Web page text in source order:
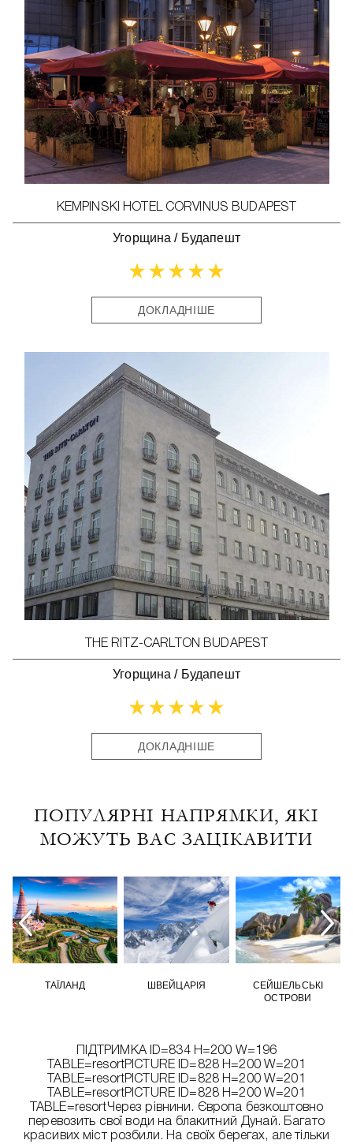
KEMPINSKI HOTEL CORVINUS BUDAPEST
Угорщина / Будапешт
ДОКЛАДНІШЕ
THE RITZ-CARLTON BUDAPEST
Угорщина / Будапешт
ДОКЛАДНІШЕ
ПОПУЛЯРНІ НАПРЯМКИ, ЯКІ
МОЖУТЬ ВАС ЗАЦІКАВИТИ
ТАЇЛАНД ШВЕЙЦАРІЯ
СЕЙШЕЛЬСЬКІ
ОСТРОВИ
ПІДТРИМКА ID=834 H=200 W=196
TABLE=resortPICTURE ID=828 H=200 W=201
TABLE=resortPICTURE ID=828 H=200 W=201
TABLE=resortPICTURE ID=828 H=200 W=201
TABLE=resortЧерез рівнини. Європа безкоштовно
перевозить свої води на блакитний Дунай. Багато
красивих міст розбили. На своїх берегах, але тільки